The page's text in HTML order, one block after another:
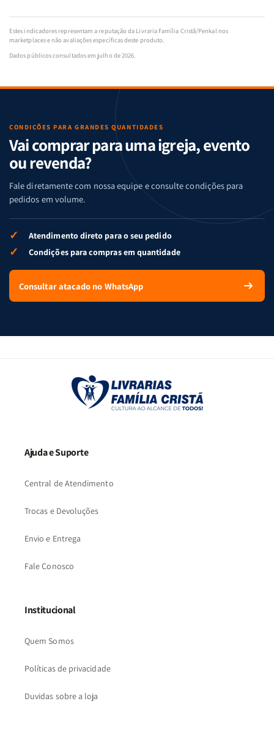
Estes indicadores representam a reputação da Livraria Família Cristã/Penkal nos
marketplaces e não avaliações específicas deste produto.
Dados públicos consultados em julho de 2026.
CONDIÇÕES PARA GRANDES QUANTIDADES
Vai comprar para uma igreja, evento
ou revenda?
Fale diretamente com nossa equipe e consulte condições para
pedidos em volume.
✓ Atendimento direto para o seu pedido
✓ Condições para compras em quantidade
Consultar atacado no WhatsApp
Ajuda e Suporte
Central de Atendimento
Trocas e Devoluções
Envio e Entrega
Fale Conosco
Institucional
Quem Somos
Políticas de privacidade
Duvidas sobre a loja